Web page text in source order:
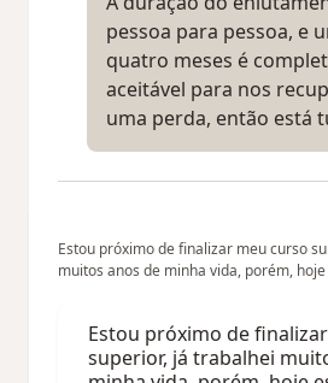
pessoa para pessoa, e
quatro meses é
aceitável para nos
uma perda, então está
Estou próximo de finalizar meu curso
muitos anos de minha vida, porém,
Estou próximo de
superior, já trabalhei